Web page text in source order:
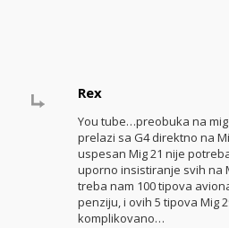
Rex
You tube…preobuka na
prelazi sa G4 direktno na
uspesan Mig 21 nije
uporno insistiranje svih na
treba nam 100 tipova
penziju, i ovih 5 tipova Mig
komplikovano…